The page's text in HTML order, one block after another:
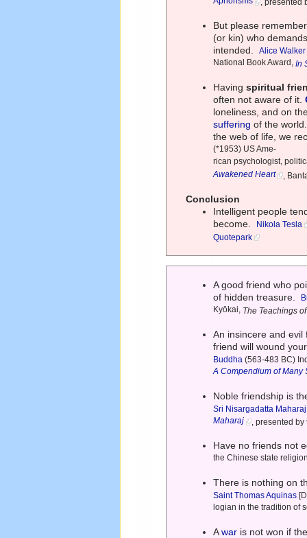
, presented
But please
(or kin) who
intended.
Alice Walker
National Book Award,In
Havingspiritual
often not aware of it.
loneliness, and on
suffering of the
the web of life, we
(*1953) US Ame-
rican psychologist,
Awakened Heart
,
Conclusion
Intelligent people
become.
Nikola Tesla
Quotepark
A good friend who
of hidden treasure.
Kyōkai, The Teachings
An insincere and
friend will wound
Buddha (563-483 BC)
A Compendium of Many
Noble friendship is
Sri Nisargadatta Maharaj
Maharaj , presented
Have no friends not
the Chinese state
There is nothing on
Saint Thomas Aquinas
logian in the tradition of
Awar is not won if